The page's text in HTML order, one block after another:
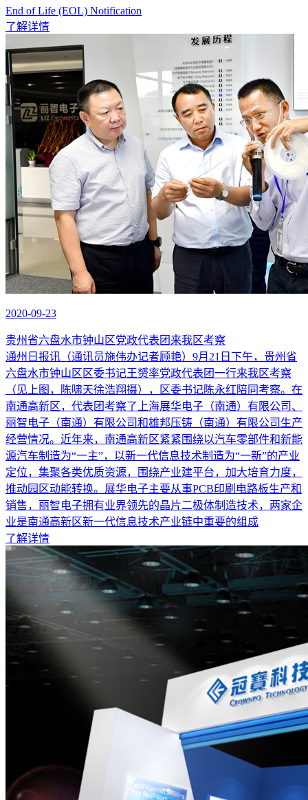
End of Life (EOL) Notification
了解详情
2020-09-23
贵州省六盘水市钟山区党政代表团来我区考察
通州日报讯（通讯员施伟办记者顾艳）9月21日下午，贵州省
六盘水市钟山区区委书记王赟率党政代表团一行来我区考察
（见上图，陈啸天徐浩翔摄），区委书记陈永红陪同考察。在
南通高新区，代表团考察了上海展华电子（南通）有限公司、
丽智电子（南通）有限公司和雄邦压铸（南通）有限公司生产
经营情况。近年来，南通高新区紧紧围绕以汽车零部件和新能
源汽车制造为“一主”，以新一代信息技术制造为“一新”的产业
定位，集聚各类优质资源，围绕产业建平台，加大培育力度，
推动园区动能转换。展华电子主要从事PCB印刷电路板生产和
销售，丽智电子拥有业界领先的晶片二极体制造技术，两家企
业是南通高新区新一代信息技术产业链中重要的组成
了解详情